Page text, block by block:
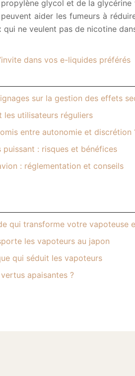
glycol et de la
aider les fumeurs à
ne veulent pas de nicotine
dans vos e-liquides préférés
sur la gestion des effets
les utilisateurs réguliers
entre autonomie et discrétion
: risques et bénéfices
: réglementation et conseils
qui transforme votre vapoteuse
les vapoteurs au japon
qui séduit les vapoteurs
apaisantes ?